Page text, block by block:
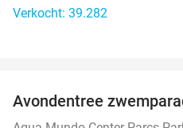
Verkocht: 39.282
Avondentree